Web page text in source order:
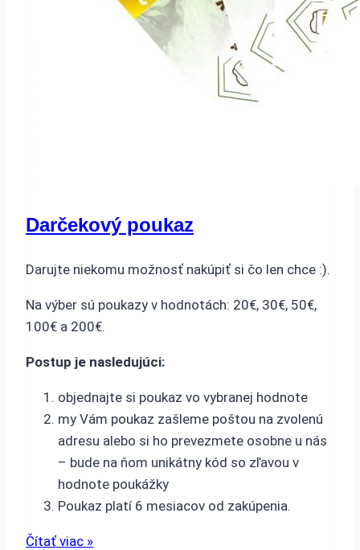
Darčekový poukaz
Darujte niekomu možnosť nakúpiť si čo len chce :).
Na výber sú poukazy v hodnotách: 20€, 30€, 50€,
100€ a 200€.
Postup je nasledujúci:
objednajte si poukaz vo vybranej hodnote
my Vám poukaz zašleme poštou na zvolenú
adresu alebo si ho prevezmete osobne u nás
– bude na ňom unikátny kód so zľavou v
hodnote poukážky
Poukaz platí 6 mesiacov od zakúpenia.
Čítať viac »